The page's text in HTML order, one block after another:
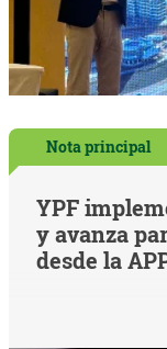
Nota principal
YPF
y avanza
desde la